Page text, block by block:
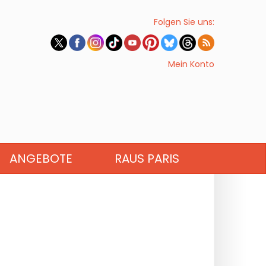
Folgen Sie uns:
Mein Konto
ANGEBOTE RAUS PARIS